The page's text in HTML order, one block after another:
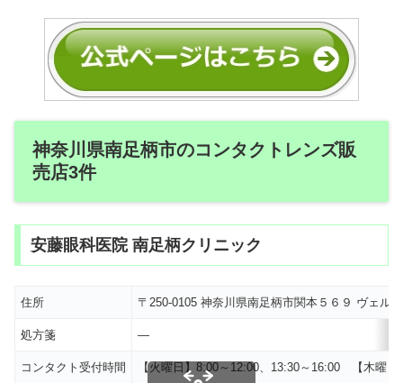
神奈川県南足柄市のコンタクトレンズ販
売店3件
安藤眼科医院 南足柄クリニック
住所 〒250-0105 神奈川県南足柄市関本５６９ ヴェ
処方箋 ―
コンタクト受付時間 【火曜日】8:00～12:00、13:30～16:00 【木曜